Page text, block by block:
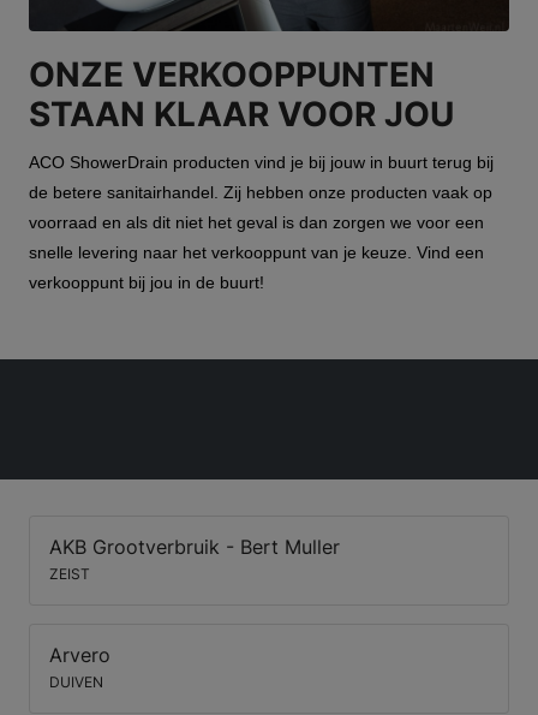
ONZE VERKOOPPUNTEN
STAAN KLAAR VOOR JOU
ACO ShowerDrain producten vind je bij jouw in buurt terug bij
de betere sanitairhandel . Zij hebben onze producten vaak op
voorraad en als dit niet het geval is dan zorgen we voor een
snelle levering naar het verkooppunt van je keuze. Vind een
verkooppunt bij jou in de buurt!
AKB Grootverbruik - Bert Muller
ZEIST
Arvero
DUIVEN